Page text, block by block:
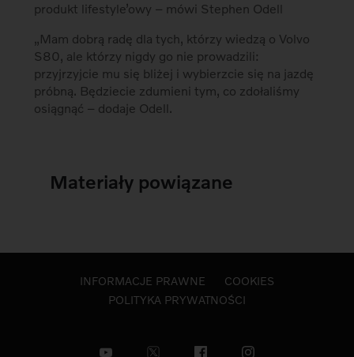
produkt lifestyle’owy – mówi Stephen Odell
„Mam dobrą radę dla tych, którzy wiedzą o Volvo
S80, ale którzy nigdy go nie prowadzili:
przyjrzyjcie mu się bliżej i wybierzcie się na jazdę
próbną. Będziecie zdumieni tym, co zdołaliśmy
osiągnąć – dodaje Odell.
Materiały powiązane
INFORMACJE PRAWNE
COOKIES
POLITYKA PRYWATNOŚCI